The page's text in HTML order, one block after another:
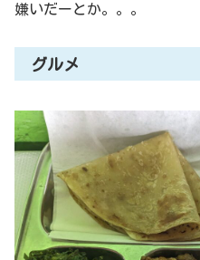
嫌いだーとか。。。
グルメ